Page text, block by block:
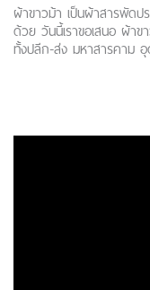
ผ้าขาวม้า เป็นผ้าสารพัดป
ด้วย วันนี้เราขอเสนอ ผ้า
ทั้งปลีก-ส่ง มหาสารคาม อุ